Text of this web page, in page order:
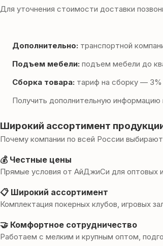
Для уточнения стоимости доставки
Дополнительно: транспортной
Подъем мебели: подъем мебели до
Сборка товара: тариф на сборку — 3%
Получить дополнительную
Широкий ассортимент
Почему компании по всей России
💰 Честные цены
Прямые условия от АйДжиСи для оптовых
📋 Широкий ассортимент
Комплектация покерных клубов, игровых
🤝 Комфортное сотрудничество
Работаем с мелким и крупным оптом,